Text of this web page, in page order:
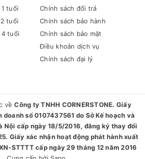
tuổi
tuổi
tuổi
Chính sách đổi trả
Chính sách bảo hành
Chính sách bảo mật
Điều khoản dịch vụ
Chính sách đại lý
vềCông ty TNHH CORNERSTONE. Giấy
số 0107437561 do Sở Kế hoạch và
Nội cấp ngày 18/5/2016, đăng ký thay đổi
Giấy xác nhận hoạt động phát hành xuất
STTTT cấp ngày 29 tháng 12 năm 2016